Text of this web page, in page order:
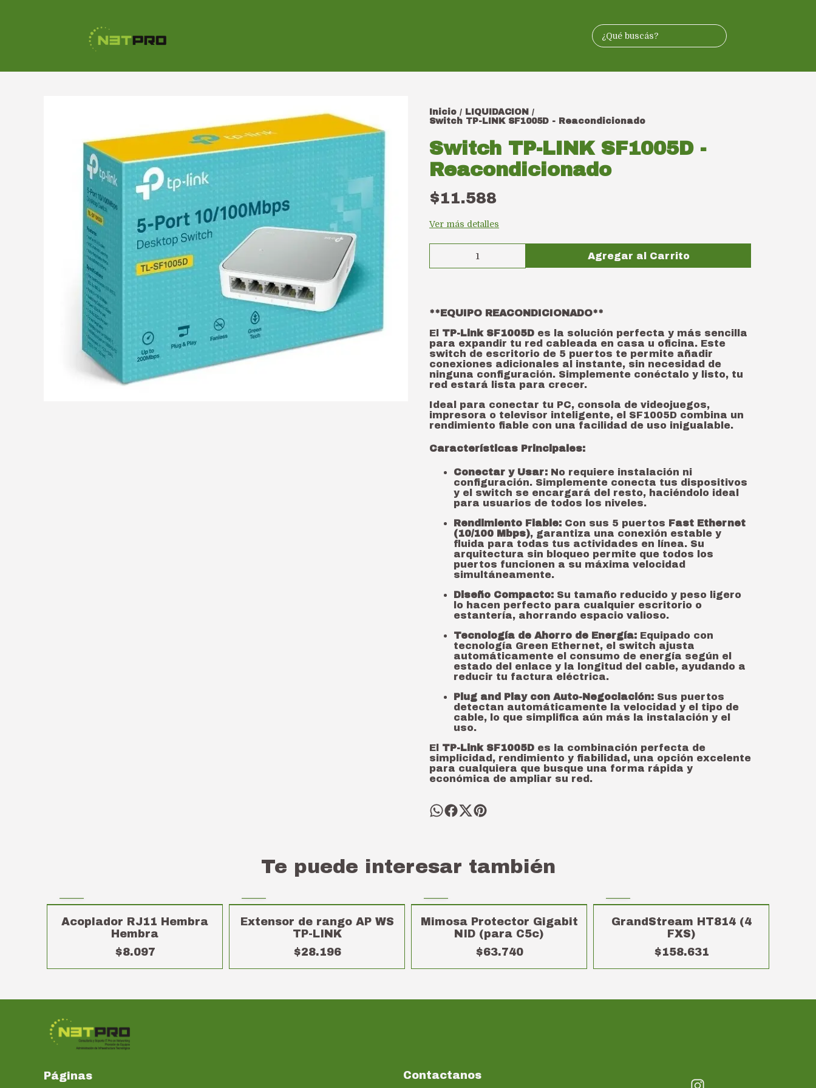
Inicio / LIQUIDACION /
Switch TP-LINK SF1005D - Reacondicionado
Switch TP-LINK SF1005D -
Reacondicionado
$11.588
Ver más detalles
Agregar al Carrito
**EQUIPO REACONDICIONADO**
El TP-Link SF1005D es la solución perfecta y más sencilla
para expandir tu red cableada en casa u oficina. Este
switch de escritorio de 5 puertos te permite añadir
conexiones adicionales al instante, sin necesidad de
ninguna configuración. Simplemente conéctalo y listo, tu
red estará lista para crecer.
Ideal para conectar tu PC, consola de videojuegos,
impresora o televisor inteligente, el SF1005D combina un
rendimiento fiable con una facilidad de uso inigualable.
Características Principales:
Conectar y Usar: No requiere instalación ni
configuración. Simplemente conecta tus dispositivos
y el switch se encargará del resto, haciéndolo ideal
para usuarios de todos los niveles.
Rendimiento Fiable: Con sus 5 puertos Fast Ethernet
(10/100 Mbps), garantiza una conexión estable y
fluida para todas tus actividades en línea. Su
arquitectura sin bloqueo permite que todos los
puertos funcionen a su máxima velocidad
simultáneamente.
Diseño Compacto: Su tamaño reducido y peso ligero
lo hacen perfecto para cualquier escritorio o
estantería, ahorrando espacio valioso.
Tecnología de Ahorro de Energía: Equipado con
tecnología Green Ethernet, el switch ajusta
automáticamente el consumo de energía según el
estado del enlace y la longitud del cable, ayudando a
reducir tu factura eléctrica.
Plug and Play con Auto-Negociación: Sus puertos
detectan automáticamente la velocidad y el tipo de
cable, lo que simplifica aún más la instalación y el
uso.
El TP-Link SF1005D es la combinación perfecta de
simplicidad, rendimiento y fiabilidad, una opción excelente
para cualquiera que busque una forma rápida y
económica de ampliar su red.
Te puede interesar también
Acoplador RJ11 Hembra
Hembra
$8.097
Extensor de rango AP WS
TP-LINK
$28.196
Mimosa Protector Gigabit
NID (para C5c)
$63.740
GrandStream HT814 (4
FXS)
$158.631
Páginas Contactanos